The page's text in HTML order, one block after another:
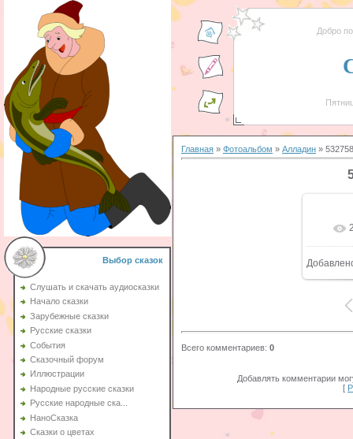
Выбор сказок
Слушать и скачать аудиосказки
Начало сказки
Зарубежные сказки
Русские сказки
События
Сказочный форум
Иллюстрации
Народные русские сказки
Русские народные ска...
НаноСказка
Сказки о цветах
Добро
Главная » Фотоальбом » Алладин »
Всего комментариев: 0
Добавлять комментарии
[